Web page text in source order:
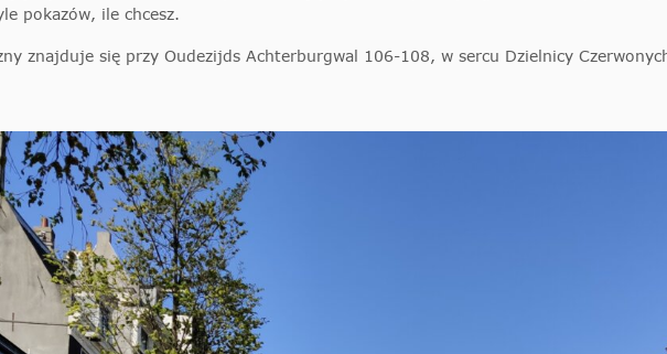
pokazów, ile chcesz.
znajduje się przy Oudezijds Achterburgwal 106-108, w sercu Dzielnicy